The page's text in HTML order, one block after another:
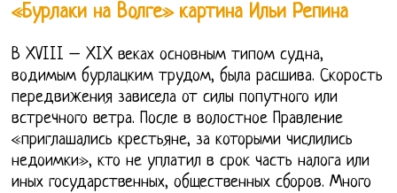
«Бурлаки на Волге» картина Ильи Репина
В XVIII – XIX веках основным типом судна,
водимым бурлацким трудом, была расшива. Скорость
передвижения зависела от силы попутного или
встречного ветра. После в волостное Правление
«приглашались крестьяне, за которыми числились
недоимки», кто не уплатил в срок часть налога или
иных государственных, общественных сборов. Много